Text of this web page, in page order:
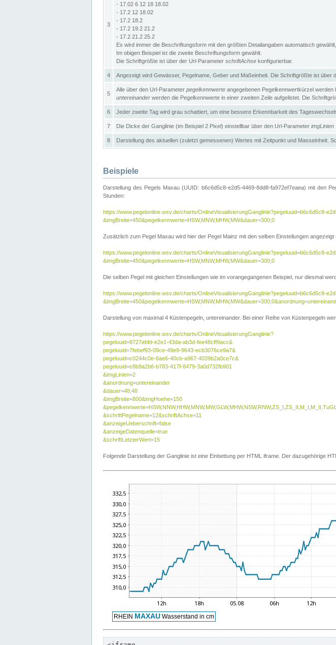
3
- 17.02 6 12 18 18.02
- 17.2 12 18.02
- 17.2 18.2
- 17.2 19.2 21.2
- 17.2 21.2 25.2
Es wird immer die Beschriftungsform mit den größten Detailangaben automatisch
Im obigen Beispiel ist die zweite Beschriftungsform gewählt.
Die Schriftgrößte ist über der Url-Parameter schriftAchse konfigurierbar.
4 Angezeigt wird Gewässer, Pegelname, Geber und Maßeinheit. Die Schriftgrößte ist über
5
Alle über den Url-Parameter pegelkennwerte angegebenen Pegelkennwertkürzel
untereinander werden die Pegelkennwerte in einer zweiten Zeile aufgelistet. Die
6 Jeder zweite Tag wird grau schattiert, um eine bessere Erkennbarkeit des
7 Die Dicke der Ganglinie (im Beispiel 2 Pixel) einstellbar über den Url-Parameter imgLinien
8 Darstellung des aktuellen (zuletzt gemessenen) Wertes mit Zeitpunkt und Masseinheit.
Beispiele
Darstellung des Pegels Maxau (UUID: b6c6d5c8-e2d5-4469-8dd8-fa972ef7eaea) mit den
Stunden:
https://www.pegelonline.wsv.de/charts/OnlineVisualisierungGanglinie?pegeluuid=b6c6d5c8-
&imgBreite=450&pegelkennwerte=HSW,MNW,MHW,MW&dauer=300;0
Zusätzlich zum Pegel Maxau wird hier der Pegel Mainz mit den selben Einstellungen
https://www.pegelonline.wsv.de/charts/OnlineVisualisierungGanglinie?pegeluuid=b6c6d5c8-
&imgBreite=450&pegelkennwerte=HSW,MNW,MHW,MW&dauer=300;0
Die selben Pegel mit gleichen Einstellungen wie im vorangegangenen Beispiel, nur diesmal
https://www.pegelonline.wsv.de/charts/OnlineVisualisierungGanglinie?pegeluuid=b6c6d5c8-
Darstellung von maximal 4 Küstenpegeln, untereinander. Bei einer Reihe von Küstenpegeln
https://www.pegelonline.wsv.de/charts/OnlineVisualisierungGanglinie?
pegeluuid=8727ebfd-e2e1-43da-ab3d-fee48cff9acc&
pegeluuid=7febef93-09ce-49e9-9643-ecb3076ce9a7&
pegeluuid=c0244c0e-6ae6-40cb-a967-4039b2a0ce7c&
pegeluuid=c8b9a2b6-b783-417f-8479-3a0d732fb901
&imgLinien=2
&anordnung=untereinander
&dauer=48;48
&imgBreite=800&imgHoehe=150
&schriftPegelname=12&schriftAchse=11
&anzeigeUeberschrift=false
&anzeigeDatenquelle=true
&schriftLetzterWert=15
Folgende Darstellung der Ganglinie ist eine Einbettung per HTML iframe. Der dazugehörige